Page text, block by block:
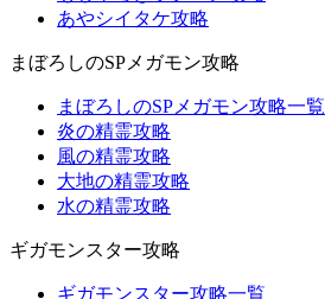
あやシイタケ攻略
まぼろしのSPメガモン攻略
まぼろしのSPメガモン攻略一覧
炎の精霊攻略
風の精霊攻略
大地の精霊攻略
水の精霊攻略
ギガモンスター攻略
ギガモンスター攻略一覧